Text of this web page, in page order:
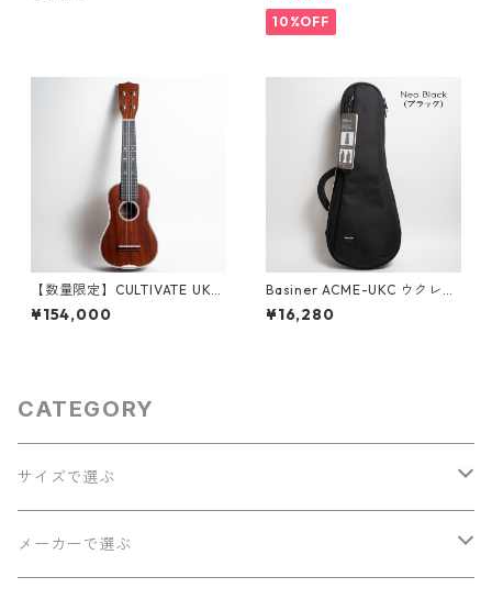
10%OFF
【数量限定】CULTIVATE UKU
LELE D3M-W（フィジーマホ
ガニー）ソプラノウクレレ
¥154,000
Basiner ACME-UKC ウクレレ
ギグバッグ（ソプラノ・コン
サート兼用）
¥16,280
CATEGORY
サイズで選ぶ
ソプラノ
メーカーで選ぶ